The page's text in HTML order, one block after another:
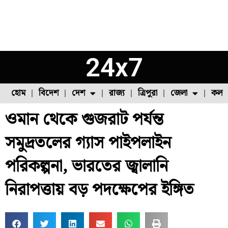
24x7
হোম বিদেশ দেশ
ফুল চাষ ফল চাষ মাছ চাষ
রাজ্য ত্রিপুরা জেলা
ওমান থেকে গুজরাট পর্যন্ত
সমুদ্রতলের গ্যাস পাইপলাইন
পরিকল্পনা, ভারতের জ্বালানি
নিরাপত্তায় বড় পদক্ষেপের ইঙ্গিত